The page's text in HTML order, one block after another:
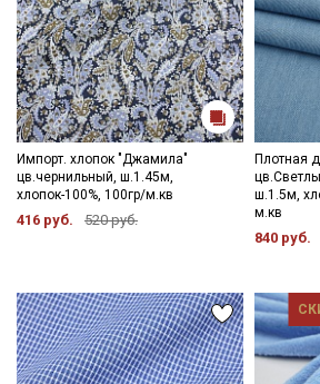
Импорт. хлопок "Джамила"
цв.чернильный, ш.1.45м,
хлопок-100%, 100гр/м.кв
416 руб. 520 руб.
Плотная
ш.1.5м,
м.кв
840 руб.
ДаюСогласие на получение
информационных рассылок